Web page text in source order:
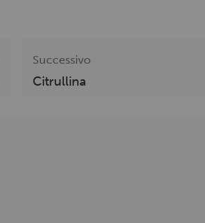
Successivo
Citrullina